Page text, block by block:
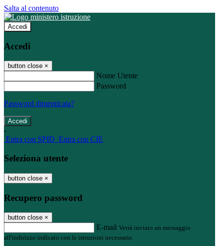
Salta al contenuto
Accedi
Accedi
button close ×
Nome Utente
Password
Password dimenticata?
-
Entra con SPID Entra con CIE
Seleziona utente
button close ×
Recupero password
button close ×
E-mail Verrà inviato un messaggio
all'indirizzo indicato con le istruzioni necessarie.